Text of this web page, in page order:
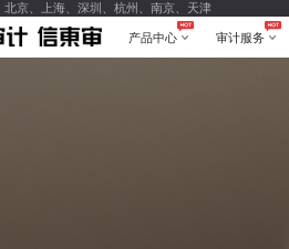
北京、上海、深圳、杭州、南京、天津
产品中心
产品中心
审计服务
审计服务